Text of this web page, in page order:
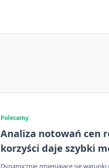
Polecamy
Analiza notowań cen
korzyści daje szybki
Dynamicznie zmieniające się